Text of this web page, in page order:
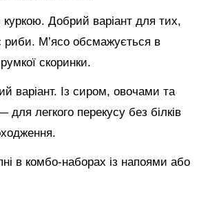
куркою. Добрий варіант для тих,
риби. М’ясо обсмажується в
скоринки.
варіант. Із сиром, овочами та
для легкого перекусу без білків
в комбо-наборах із напоями або